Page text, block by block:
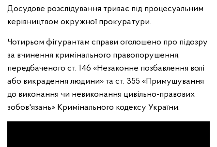
Досудове розслідування триває під процесуальним
керівництвом окружної прокуратури.
Чотирьом фігурантам справи оголошено про підозру
за вчинення кримінального правопорушення,
передбаченого ст. 146 «Незаконне позбавлення волі
або викрадення людини» та ст. 355 «Примушування
до виконання чи невиконання цивільно-правових
зобов'язань» Кримінального кодексу України.